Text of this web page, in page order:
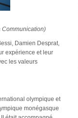
Communication)
Damien Desprat,
expérience et leur
les valeurs
olympique et
monégasque